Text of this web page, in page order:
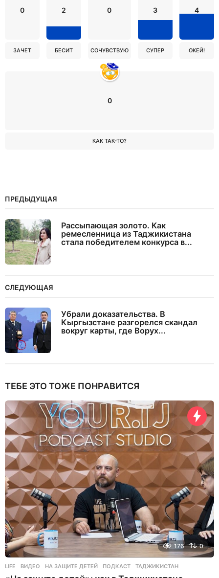
0
ЗАЧЕТ
2
БЕСИТ
0
СОЧУВСТВУЮ
3
СУПЕР
4
ОКЕЙ!
0
КАК ТАК-ТО?
ПРЕДЫДУЩАЯ
Рассыпающая золото. Как
ремесленница из Таджикистана
стала победителем конкурса в...
СЛЕДУЮЩАЯ
Убрали доказательства. В
Кыргызстане разгорелся скандал
вокруг карты, где Ворух...
ТЕБЕ ЭТО ТОЖЕ ПОНРАВИТСЯ
176 0
LIFE ВИДЕО ,НА ЗАЩИТЕ ДЕТЕЙ ,ПОДКАСТ ,ТАДЖИКИСТАН